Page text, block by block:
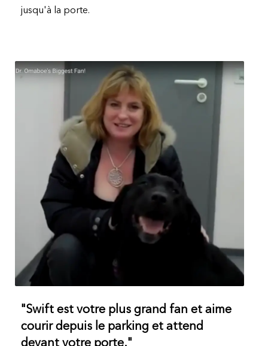
jusqu'à la porte.
"Swift est votre plus grand fan et aime
courir depuis le parking et attend